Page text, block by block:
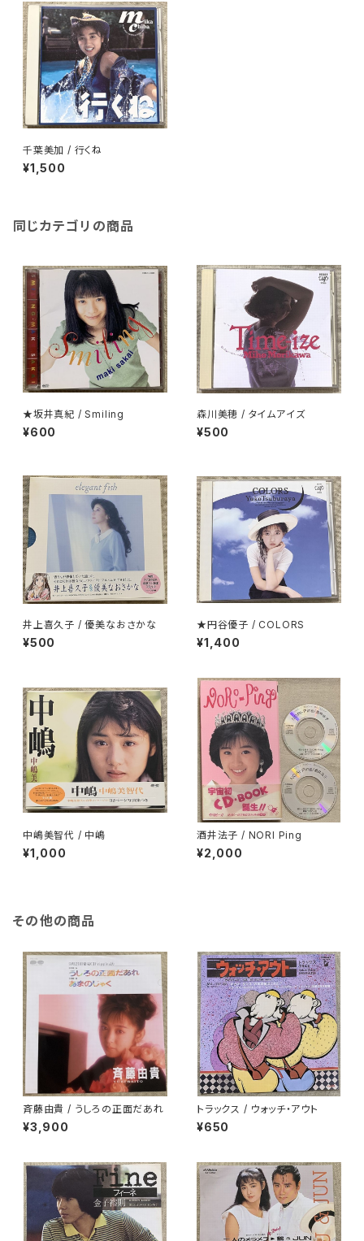
千葉美加 / 行くね
¥1,500
同じカテゴリの商品
★坂井真紀 / Smiling
¥600
森川美穂 / タイムアイズ
¥500
井上喜久子 / 優美なおさかな
¥500
★円谷優子 / COLORS
¥1,400
中嶋美智代 / 中嶋
¥1,000
酒井法子 / NORI Ping
¥2,000
その他の商品
斉藤由貴 / うしろの正面だあれ
¥3,900
トラックス / ウォッチ・アウト
¥650